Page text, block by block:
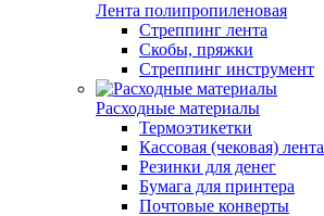
Лента полипропиленовая
Стреппинг лента
Скобы, пряжки
Стреппинг инструмент
Расходные материалы
Термоэтикетки
Кассовая (чековая) лента
Резинки для денег
Бумага для принтера
Почтовые конверты